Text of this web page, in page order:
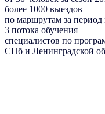
более 1000 выездов
по маршрутам за
3 потока обучения
специалистов по
СПб и Ленинградской